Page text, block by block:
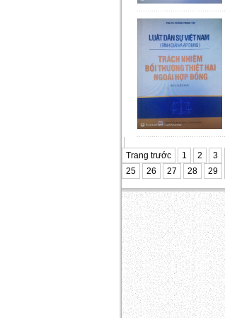
Trang trước 1 2 3
25
26 27 28 29